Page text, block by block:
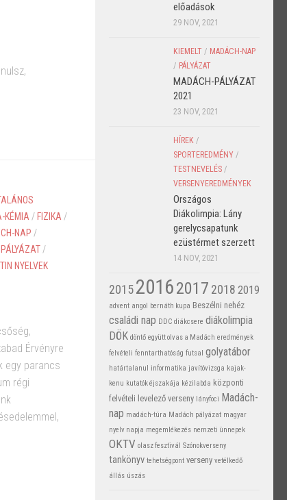
KÉMIA / FIZIKA /
NAP /
PÁLYÁZAT/
NYELVEK
Érvényre
egy parancs
régi
előadások
29 NOV, 2021
KIEMELT / MADÁCH-NAP
/ PÁLYÁZAT
MADÁCH-PÁLYÁZAT
2021
23 NOV, 2021
HÍREK /
SPORTEREDMÉNY /
TESTNEVELÉS /
VERSENYEREDMÉNYEK
Országos
Diákolimpia: Lány
gerelycsapatunk
ezüstérmet szerzett
14 NOV, 2021
201520162017 2018 2019
advent angol bernáth kupa Beszélni nehéz
családi nap DDC diákcsere diákolimpia
DÖK döntő együtt olvas a Madách eredmények
felvételi fenntarthatóság futsal golyatábor
határtalanul informatika javítóvizsga kajak-
kenu kutatók éjszakája kézilabda központi
felvételi levelező verseny lányfoci Madách-
nap madách-túra Madách pályázat magyar
nyelv napja megemlékezés nemzeti ünnepek
OKTV olasz fesztivál Szónokverseny
tankönyv tehetségpont verseny vetélkedő
állás úszás